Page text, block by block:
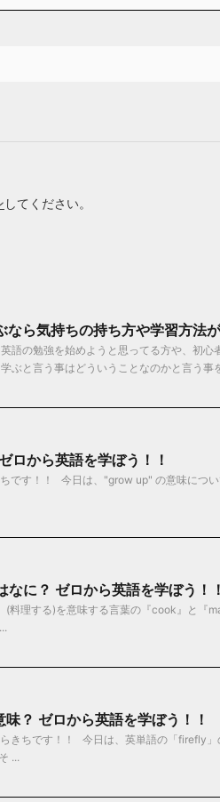
してください。
なら気持ちの持ち方や学習方法
語の勉強を始めようと思ってる方や、初心
ぶと言う事はどういうことなのかと言う事
から英語を学ぼう！！
す！！ 今日は、"grow up" の意味につい
に？ ゼロから英語を学ぼう！！
料理する)を意味する言葉の『cook』と『
？ ゼロから英語を学ぼう！！
ちです！！ 今日は、英単語の「firefly」
...